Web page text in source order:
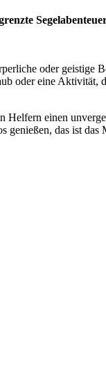
oder
oder eine Aktivität,
einen
das ist